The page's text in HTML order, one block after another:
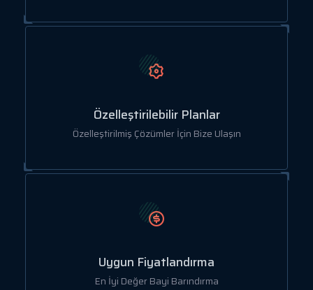
Özelleştirilebilir Planlar
Özelleştirilmiş Çözümler İçin Bize Ulaşın
Uygun Fiyatlandırma
En İyi Değer Bayi Barındırma